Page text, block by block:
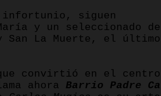
infortunio, siguen
y un seleccionado
San La Muerte, el
convirtió en el
ahora Barrio Padre